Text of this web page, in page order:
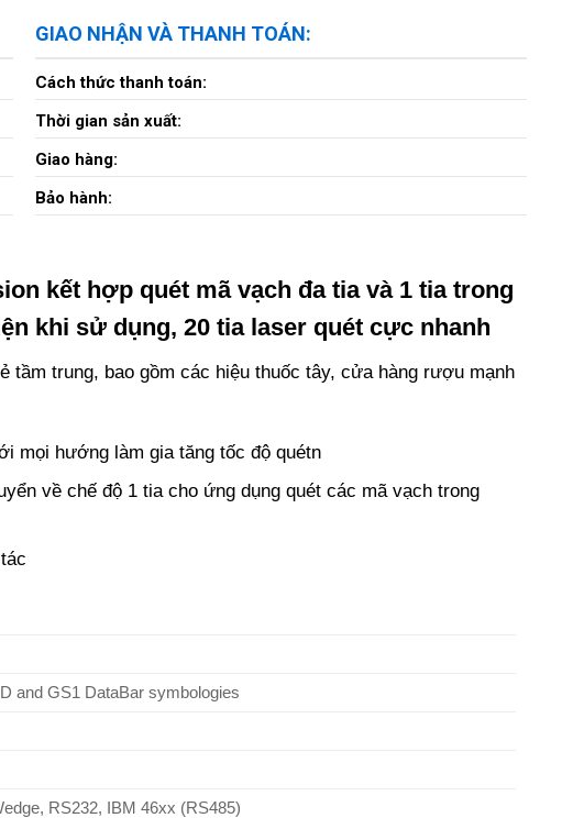
GIAO NHẬN VÀ THANH TOÁN:
Cách thức thanh toán:
Thời gian sản xuất:
Giao hàng:
Bảo hành:
kết hợp quét mã vạch đa tia và 1 tia trong
khi sử dụng, 20 tia laser quét cực nhanh
tầm trung, bao gồm các hiệu thuốc tây, cửa hàng rượu mạnh
mọi hướng làm gia tăng tốc độ quétn
về chế độ 1 tia cho ứng dụng quét các mã vạch trong
and GS1 DataBar symbologies
RS232, IBM 46xx (RS485)